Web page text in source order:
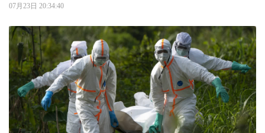
07月23日 20:34:40